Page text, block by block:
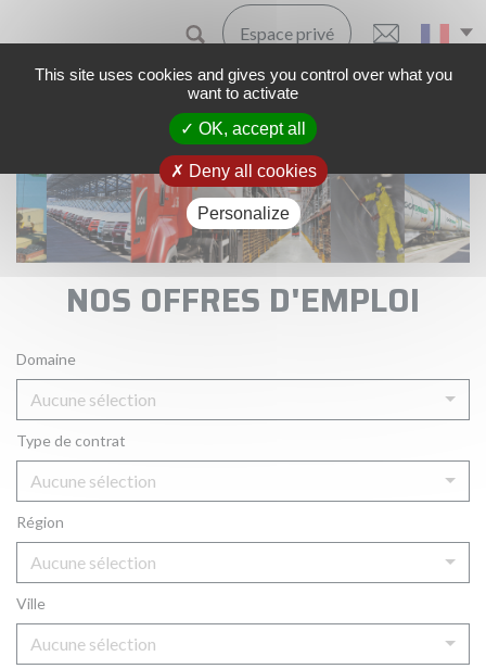
Espace privé
Carrières Offres d'emploi
NOS OFFRES D'EMPLOI
Domaine
Aucune sélection
Type de contrat
Aucune sélection
Région
Aucune sélection
Ville
Aucune sélection
This site uses cookies and gives you control over what you
want to activate
OK, accept all
Deny all cookies
Personalize